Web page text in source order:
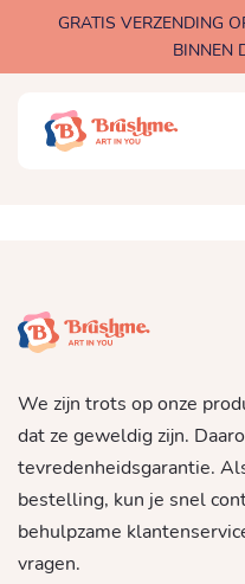
GRATIS VERZENDING
BINNEN
We zijn trots op onze
dat ze geweldig zijn.
tevredenheidsgarantie.
bestelling, kun je snel
behulpzame
vragen.